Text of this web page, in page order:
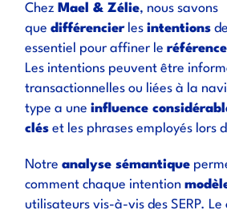
Chez Mael & Zélie, nous savons
quedifférencierlesintentions
essentiel pour affiner le
Les intentions peuvent être
transactionnelles ou liées à la
type a uneinfluence
clés et les phrases employés lors
Notreanalyse sémantique
comment chaque intention
utilisateurs vis-à-vis des SERP. Le